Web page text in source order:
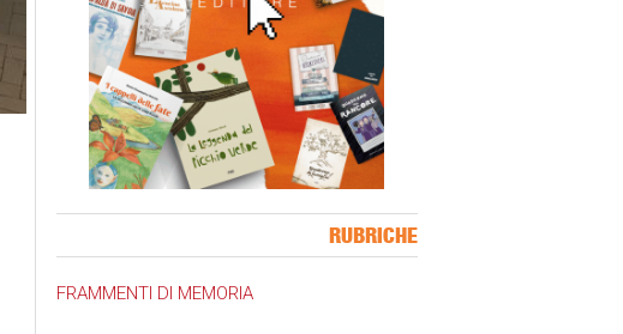
RUBRICHE
FRAMMENTI DI MEMORIA